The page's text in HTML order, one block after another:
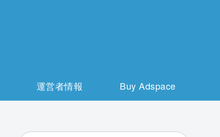
運営者情報 Buy Adspace